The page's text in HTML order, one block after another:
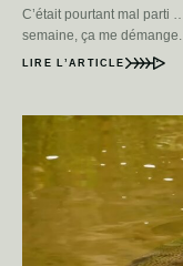
C’était pourtant mal parti
semaine, ça me
LIRE L’ARTICLE